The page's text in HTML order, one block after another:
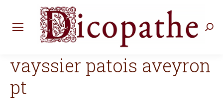
vayssier patois aveyron
pt